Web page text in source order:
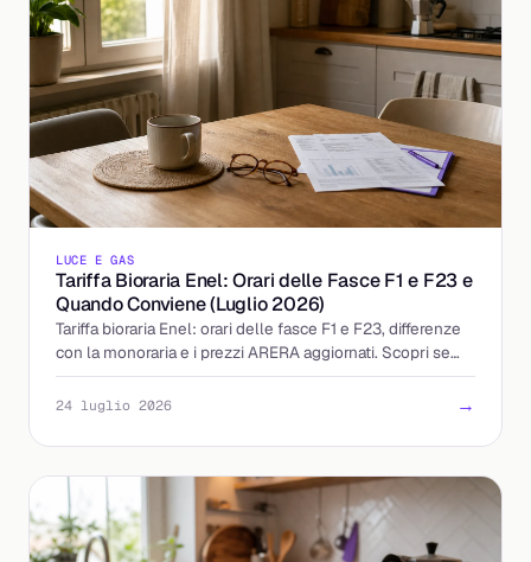
LUCE E GAS
Tariffa Bioraria Enel: Orari delle Fasce F1 e F23 e
Quando Conviene (Luglio 2026)
Tariffa bioraria Enel: orari delle fasce F1 e F23, differenze
con la monoraria e i prezzi ARERA aggiornati. Scopri se
accendere la sera conviene davvero.
24 luglio 2026 →